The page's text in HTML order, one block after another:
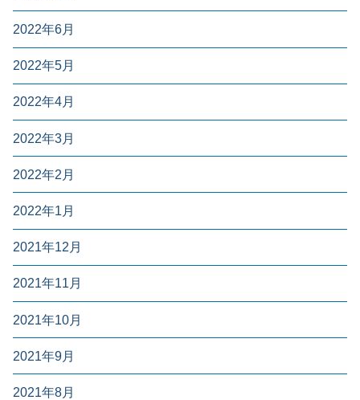
2022年6月
2022年5月
2022年4月
2022年3月
2022年2月
2022年1月
2021年12月
2021年11月
2021年10月
2021年9月
2021年8月